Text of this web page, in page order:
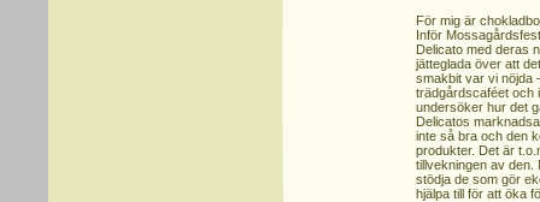
För mig är
Inför
Delicato med deras
jätteglada över att
smakbit var vi nöjda
trädgårdscaféet och
undersöker hur det
Delicatos
inte så bra och den
produkter. Det är
tillvekningen av den.
stödja de som gör
hjälpa till för att öka